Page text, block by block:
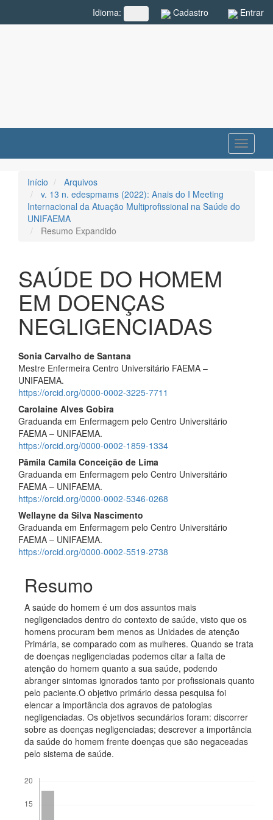
Cadastro Entrar
Idioma: ##plugins.themes.rcf.language.toggle##
Toggle
Início
Arquivos
v. 13 n. edespmams (2022): Anais do I Meeting
Internacional da Atuação Multiprofissional na Saúde do
UNIFAEMA
Resumo Expandido
SAÚDE DO HOMEM
EM DOENÇAS
NEGLIGENCIADAS
Conteúdo
do
artigo
principal
Sonia Carvalho de Santana
Mestre Enfermeira Centro Universitário FAEMA –
UNIFAEMA.
https://orcid.org/0000-0002-3225-7711
Carolaine Alves Gobira
Graduanda em Enfermagem pelo Centro Universitário
FAEMA – UNIFAEMA.
https://orcid.org/0000-0002-1859-1334
Pâmila Camila Conceição de Lima
Graduanda em Enfermagem pelo Centro Universitário
FAEMA – UNIFAEMA.
https://orcid.org/0000-0002-5346-0268
Wellayne da Silva Nascimento
Graduanda em Enfermagem pelo Centro Universitário
FAEMA – UNIFAEMA.
https://orcid.org/0000-0002-5519-2738
Resumo
A saúde do homem é um dos assuntos mais
negligenciados dentro do contexto de saúde, visto que os
homens procuram bem menos as Unidades de atenção
Primária, se comparado com as mulheres. Quando se trata
de doenças negligenciadas podemos citar a falta de
atenção do homem quanto a sua saúde, podendo
abranger sintomas ignorados tanto por profissionais quanto
pelo paciente.O objetivo primário dessa pesquisa foi
elencar a importância dos agravos de patologias
negligenciadas. Os objetivos secundários foram: discorrer
sobre as doenças negligenciadas; descrever a importância
da saúde do homem frente doenças que são negaceadas
pelo sistema de saúde.